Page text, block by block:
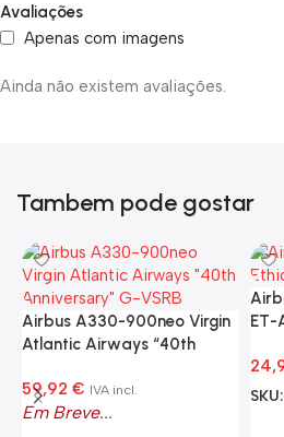
Avaliações
Apenas com imagens
Ainda não existem avaliações.
Tambem pode gostar
Airbus A330-900neo Virgin
Atlantic Airways “40th
59,92 € IVA incl.
Em Breve...
ET-
SKU: